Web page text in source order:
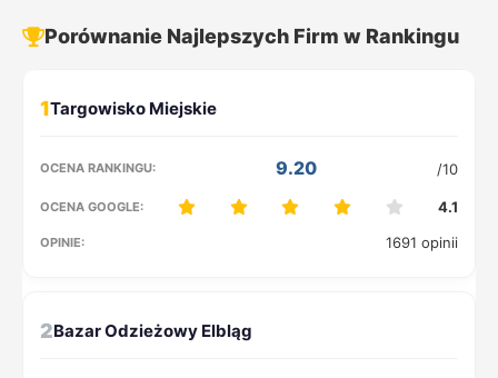
Porównanie Najlepszych Firm w Rankingu
1
9.20 /10
4.1
1691 opinii
2